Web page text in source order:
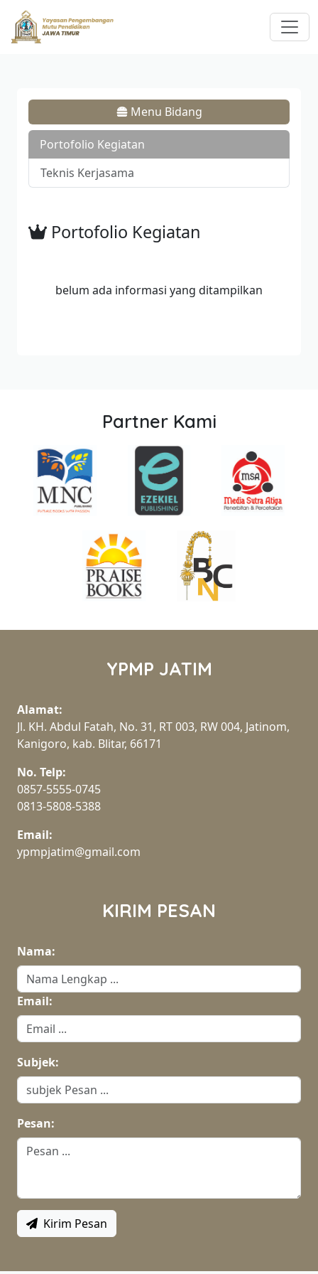
Menu Bidang
Portofolio Kegiatan
Teknis Kerjasama
Portofolio Kegiatan
belum ada informasi yang ditampilkan
Partner Kami
YPMP JATIM
Alamat:
Jl. KH. Abdul Fatah, No. 31, RT 003, RW 004, Jatinom,
Kanigoro, kab. Blitar, 66171
No. Telp:
0857-5555-0745
0813-5808-5388
Email:
ypmpjatim@gmail.com
KIRIM PESAN
Nama:
Email:
Subjek:
Pesan:
Kirim Pesan